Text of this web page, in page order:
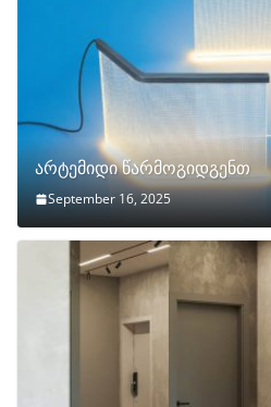
არტემიდი წარმოგიდგენთ
September 16, 2025